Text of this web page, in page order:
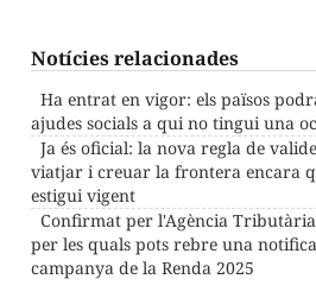
Notícies relacionades
Ha entrat en vigor: els països
ajudes socials a qui no tingui una
Ja és oficial: la nova regla de
viatjar i creuar la frontera encara
estigui vigent
Confirmat per l'Agència
per les quals pots rebre una
campanya de la Renda 2025